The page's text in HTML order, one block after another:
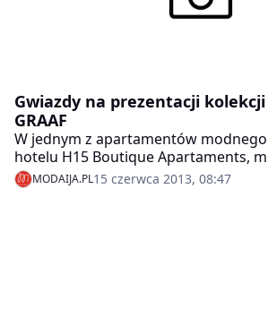
Gwiazdy na prezentacji kolekcji
GRAAF
W jednym z apartamentów
hotelu H15 Boutique Apartaments,
GRAAF zaprezentował najnowsze
jesień-zima 2013/14.
MODAIJA.PL15 czerwca 2013, 08:47